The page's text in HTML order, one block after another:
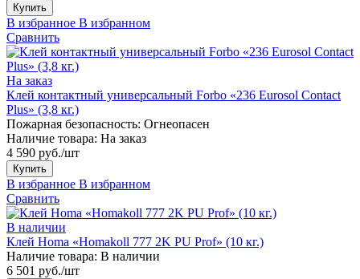
Купить
В избранное В избранном
Сравнить
На заказ
Клей контактный универсальный Forbo «236 Eurosol Contact
Plus» (3,8 кг.)
Пожарная безопасность: Огнеопасен
Наличие товара: На заказ
4 590 руб./шт
Купить
В избранное В избранном
Сравнить
В наличии
Клей Homa «Homakoll 777 2K PU Prof» (10 кг.)
Наличие товара: В наличии
6 501 руб./шт